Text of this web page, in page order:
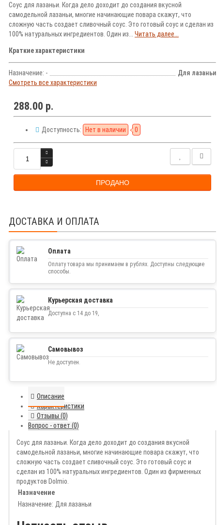
Соус для лазаньи. Когда дело доходит до создания вкусной
самодельной лазаньи, многие начинающие повара скажут, что
сложную часть создает сливочный соус. Это готовый соус и сделан из
100% натуральных ингредиентов. Один из... Читать далее...
Краткие характеристики
Назначение: -
Для лазаньи
Смотреть все характеристики
288.00 р.
Доступность: Нет в наличии 0
ПРОДАНО
ДОСТАВКА И ОПЛАТА
Оплата
Оплату товара мы принимаем в рублях. Доступны следующие
способы.
Курьерская доставка
Доступна с 14 до 19,
Самовывоз
Не доступен.
Описание
Характеристики
Отзывы (0)
Вопрос - ответ (0)
Соус для лазаньи. Когда дело доходит до создания вкусной
самодельной лазаньи, многие начинающие повара скажут, что
сложную часть создает сливочный соус. Это готовый соус и
сделан из 100% натуральных ингредиентов. Один из фирменных
продуктов Dolmio.
Назначение
Назначение: Для лазаньи